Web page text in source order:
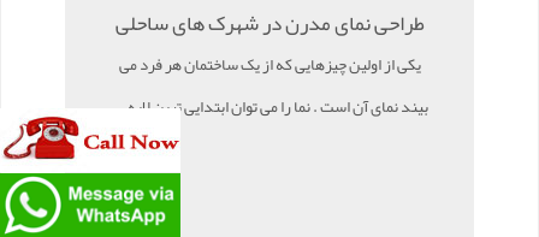
طراحی نمای مدرن در شهرک های ساحلی
یکی از اولین چیزهایی که از یک ساختمان هر فرد می
بیند نمای آن است . نما را می توان ابتدایی ترین لایه ...